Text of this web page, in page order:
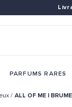
PARFUMS RARES
ALL OF ME |